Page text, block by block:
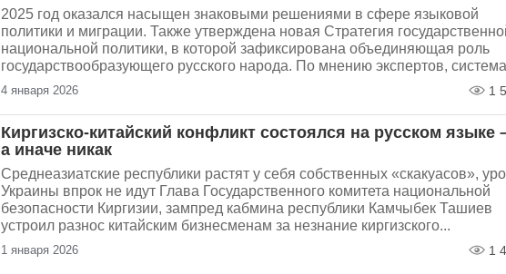
2025 год оказался насыщен знаковыми решениями в сфере языковой
политики и миграции. Также утверждена новая Стратегия
национальной политики, в которой зафиксирована объединяющая роль
государствообразующего русского народа. По мнению экспертов,
4 января 2026 1
Киргизско-китайский конфликт состоялся на русском языке
а иначе никак
Среднеазиатские республики растят у себя собственных «скакуасов»,
Украины впрок не идут Глава Государственного комитета национальной
безопасности Киргизии, зампред кабмина республики Камчыбек Ташиев
устроил разнос китайским бизнесменам за незнание киргизского...
1 января 2026 1